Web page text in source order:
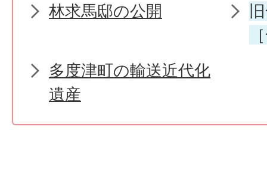
林求馬邸の公開
多度津町の輸送近代化
遺産